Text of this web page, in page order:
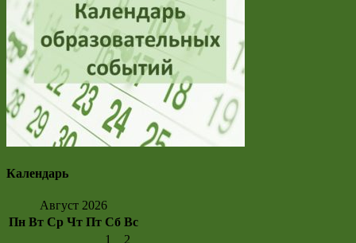
Календарь
Август 2026
Пн Вт Ср Чт Пт Сб Вс
1
2